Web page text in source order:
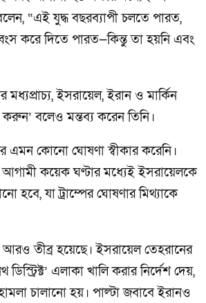
“এই যুদ্ধ বছরব্যাপী চলতে পারত,
করে দিতে পারত—কিন্তু তা হয়নি এবং
মধ্যপ্রাচ্য, ইসরায়েল, ইরান ও মার্কিন
করুন’ বলেও মন্তব্য করেন তিনি।
এমন কোনো ঘোষণা স্বীকার করেনি।
আগামী কয়েক ঘণ্টার মধ্যেই ইসরায়েলকে
হবে, যা ট্রাম্পের ঘোষণার মিথ্যাকে
তীব্র হয়েছে। ইসরায়েল তেহরানের
এলাকা খালি করার নির্দেশ দেয়,
চালানো হয়। পাল্টা জবাবে ইরানও